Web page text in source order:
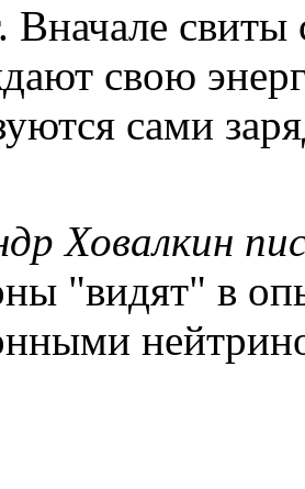
Вначале
свою
сами
Ховалкин
"видят" в